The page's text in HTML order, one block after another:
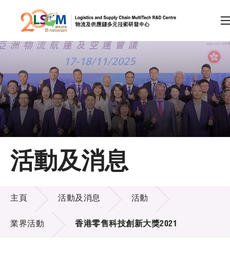
跳到內容（按回車鍵）
會員登入
A A EN 繁 简
主頁
關於LSCM
技術商品化
項目及資助計劃
活動及消息
活動及消息
活動及消息
主頁 活動及消息 活動
業界活動 香港零售科技創新大獎2021